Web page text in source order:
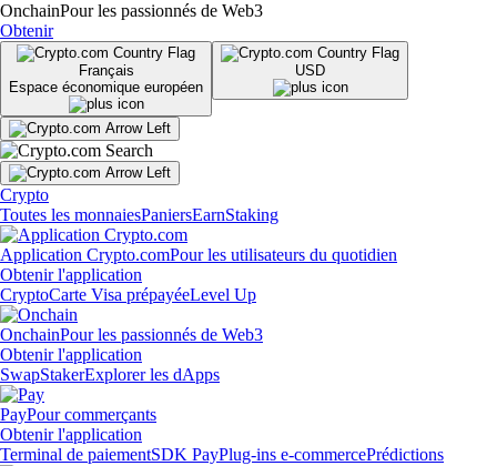
OnchainPour les passionnés de Web3
Obtenir
Français
Espace économique européen
USD
Crypto
Toutes les monnaiesPaniersEarnStaking
Application Crypto.comPour les utilisateurs du quotidien
Obtenir l'application
CryptoCarte Visa prépayéeLevel Up
OnchainPour les passionnés de Web3
Obtenir l'application
SwapStakerExplorer les dApps
PayPour commerçants
Obtenir l'application
Terminal de paiementSDK PayPlug-ins e-commercePrédictions